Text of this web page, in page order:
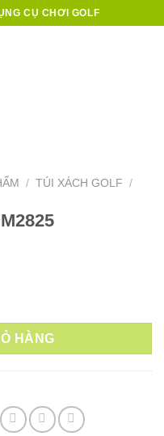
CỤ CHƠI GOLF
/ TÚI XÁCH GOLF
/
HÀNG